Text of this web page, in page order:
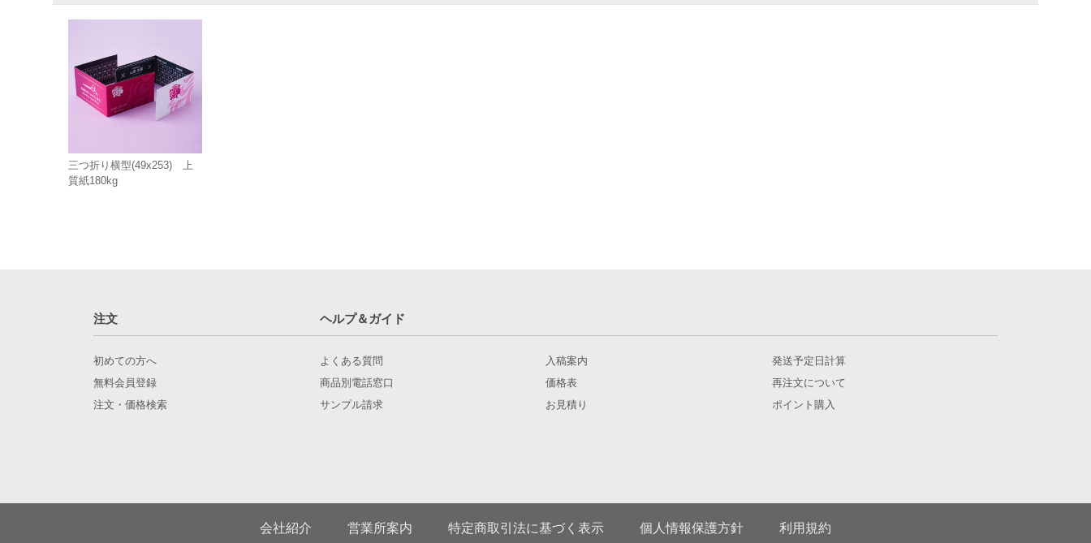
三つ折り横型(49x253) 上
質紙180kg
注文 ヘルプ＆ガイド
初めての方へ
無料会員登録
注文・価格検索
よくある質問
商品別電話窓口
サンプル請求
入稿案内
価格表
お見積り
発送予定日計算
再注文について
ポイント購入
会社紹介 営業所案内 特定商取引法に基づく表示 個人情報保護方針 利用規約